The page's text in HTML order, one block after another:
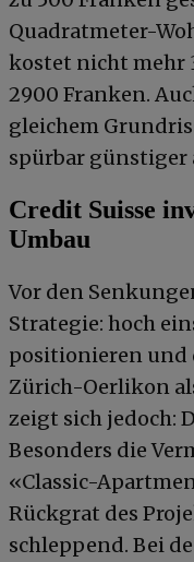
Quadratmeter-
kostet nicht mehr
2900 Franken.
gleichem
spürbar günstiger
Credit Suisse
Umbau
Vor den
Strategie: hoch
positionieren und
Zürich-Oerlikon
zeigt sich jedoch:
Besonders die
«Classic-
Rückgrat des
schleppend. Bei